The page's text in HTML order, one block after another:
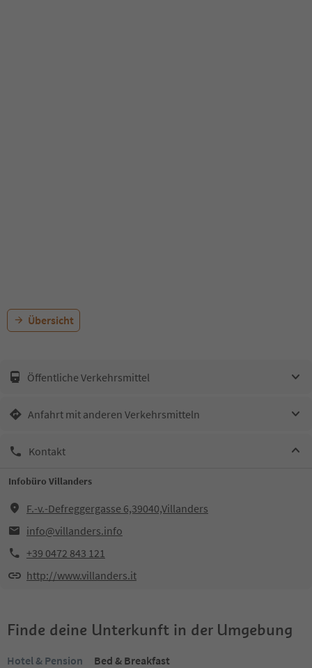
Übersicht
Öffentliche Verkehrsmittel
Anfahrt mit anderen Verkehrsmitteln
Kontakt
Infobüro Villanders
F.-v.-Defreggergasse 6,39040,Villanders
info@villanders.info
+39 0472 843 121
http://www.villanders.it
Finde deine Unterkunft in der Umgebung
Hotel & Pension
Bed & Breakfast